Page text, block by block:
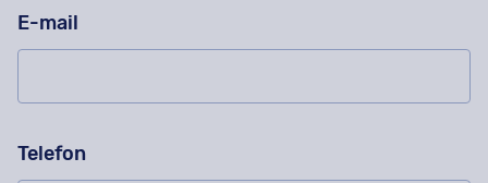
E-mail
Telefon